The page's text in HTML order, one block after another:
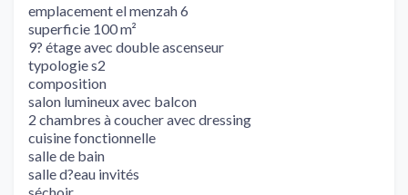
emplacement el menzah 6
superficie 100 m²
9? étage avec double ascenseur
typologie s2
composition
salon lumineux avec balcon
2 chambres à coucher avec dressing
cuisine fonctionnelle
salle de bain
salle d?eau invités